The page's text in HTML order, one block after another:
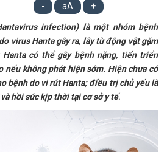
- aA +
infection) là một nhóm bệnh
virus Hanta gây ra, lây từ động vật gặm
có thể gây bệnh nặng, tiến triển
nếu không phát hiện sớm. Hiện chưa có
bệnh do vi rút Hanta; điều trị chủ yếu là
hồi sức kịp thời tại cơ sở y tế.